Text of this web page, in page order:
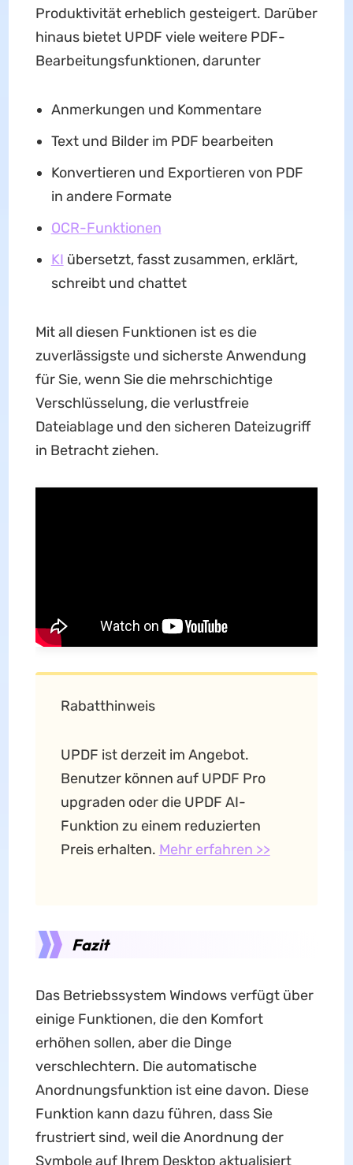
Produktivität erheblich gesteigert. Darüber
hinaus bietet UPDF viele weitere PDF-
Bearbeitungsfunktionen, darunter
Anmerkungen und Kommentare
Text und Bilder im PDF bearbeiten
Konvertieren und Exportieren von PDF
in andere Formate
OCR-Funktionen
KI übersetzt, fasst zusammen, erklärt,
schreibt und chattet
Mit all diesen Funktionen ist es die
zuverlässigste und sicherste Anwendung
für Sie, wenn Sie die mehrschichtige
Verschlüsselung, die verlustfreie
Dateiablage und den sicheren Dateizugriff
in Betracht ziehen.
Rabatthinweis
UPDF ist derzeit im Angebot.
Benutzer können auf UPDF Pro
upgraden oder die UPDF AI-
Funktion zu einem reduzierten
Preis erhalten. Mehr erfahren >>
Fazit
Das Betriebssystem Windows verfügt über
einige Funktionen, die den Komfort
erhöhen sollen, aber die Dinge
verschlechtern. Die automatische
Anordnungsfunktion ist eine davon. Diese
Funktion kann dazu führen, dass Sie
frustriert sind, weil die Anordnung der
Symbole auf Ihrem Desktop aktualisiert